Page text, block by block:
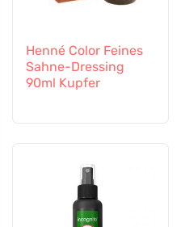
Henné Color Feines
Sahne-Dressing
90ml Kupfer